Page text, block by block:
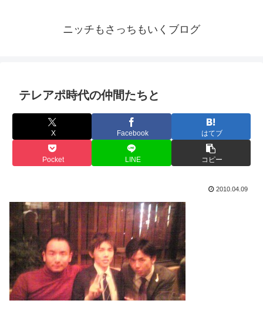
ニッチもさっちもいくブログ
テレアポ時代の仲間たちと
X Facebook はてブ
Pocket LINE コピー
2010.04.09